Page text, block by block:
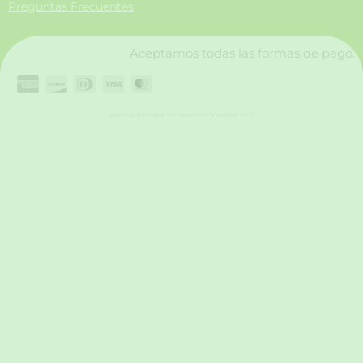
k
a
n
Preguntas Frecuentes
Aceptamos todas las formas de pago.